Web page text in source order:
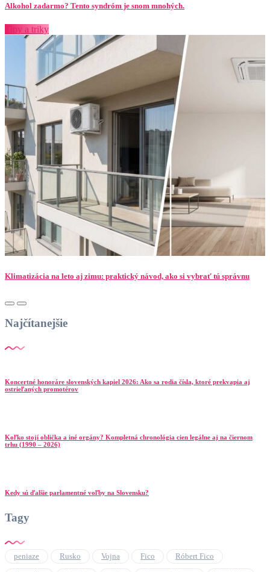
Alkohol zadarmo? Tento syndróm je snom mnohých.
Tipy a triky
Klimatizácia na leto aj zimu: praktický návod, ako si vybrať tú správnu
Najčítanejšie
Koncertné honoráre slovenských kapiel 2026: Ako sa rodia čísla, ktoré prekvapia aj
ostrieľaných promotérov
Koľko stojí oblička a iné orgány? Kompletná chronológia cien legálne aj na čiernom
trhu (1990 – 2026)
Kedy sú ďalšie parlamentné voľby na Slovensku?
Tagy
peniaze Rusko Vojna Fico Róbert Fico